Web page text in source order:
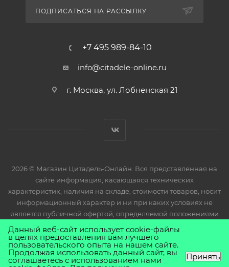
ПОДПИСАТЬСЯ НА РАССЫЛКУ
+7 495 989-84-10
info@citadele-online.ru
г. Москва, ул. Лобненская 21
2026 © Магазин Цитадель-Онлайн. Вся представленная на
сайте информация, касающаяся технических
характеристик, наличия на складе, стоимости товаров, носит
информационный характер и ни при каких условиях не
является публичной офертой, определяемой положениями
Статьи 437(2) Гражданского кодекса РФ.
Данный веб-сайт использует cookie-файлы
в целях предоставления вам лучшего
пользовательского опыта на нашем сайте.
Продолжая использовать данный сайт, вы
соглашаетесь с использованием нами Принять